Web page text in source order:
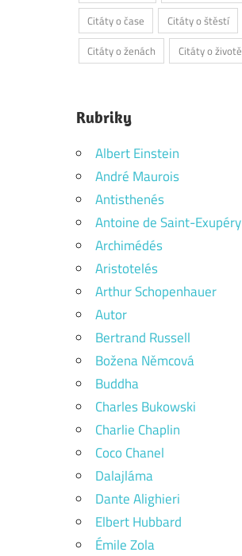
Citáty o čase
Citáty o štěstí
Citáty o ženách
Citáty o životě
Rubriky
Albert Einstein
André Maurois
Antisthenés
Antoine de Saint-Exupéry
Archimédés
Aristotelés
Arthur Schopenhauer
Autor
Bertrand Russell
Božena Němcová
Buddha
Charles Bukowski
Charlie Chaplin
Coco Chanel
Dalajláma
Dante Alighieri
Elbert Hubbard
Émile Zola